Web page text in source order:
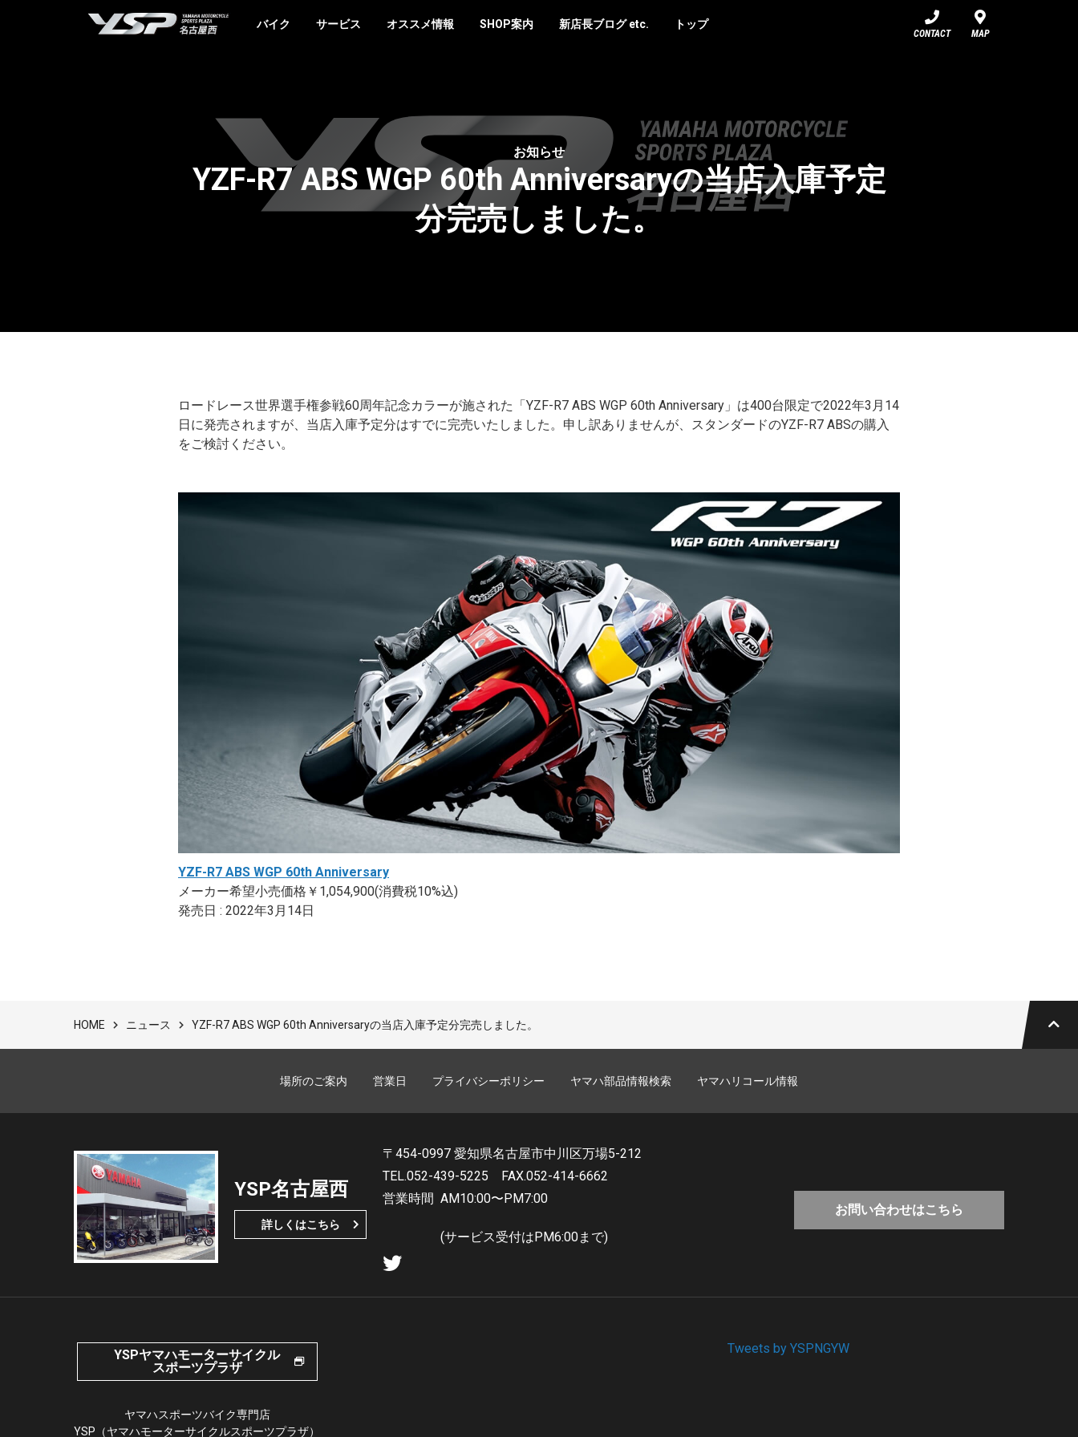
YSP名古屋西
バイク サービス オススメ情報 SHOP案内 新店長ブログ etc. トップ
CONTACT MAP
お知らせ
YZF-R7 ABS WGP 60th Anniversaryの当店入庫予定
分完売しました。
ロードレース世界選手権参戦60周年記念カラーが施された「YZF-R7 ABS WGP 60th Anniversary」は400台限定で2022年3月14
日に発売されますが、当店入庫予定分はすでに完売いたしました。申し訳ありませんが、スタンダードのYZF-R7 ABSの購入
をご検討ください。
YZF-R7 ABS WGP 60th Anniversary
メーカー希望小売価格￥1,054,900(消費税10%込)
発売日 : 2022年3月14日
HOME ニュース YZF-R7 ABS WGP 60th Anniversaryの当店入庫予定分完売しました。
場所のご案内 営業日 プライバシーポリシー ヤマハ部品情報検索 ヤマハリコール情報
YSP名古屋西
詳しくはこちら
〒454-0997 愛知県名古屋市中川区万場5-212
TEL.052-439-5225
FAX.052-414-6662
営業時間 AM10:00〜PM7:00
(サービス受付はPM6:00まで)
お問い合わせはこちら
YSPヤマハモーターサイクル
スポーツプラザ
ヤマハスポーツバイク専門店
YSP（ヤマハモーターサイクルスポーツプラザ）
Tweets by YSPNGYW